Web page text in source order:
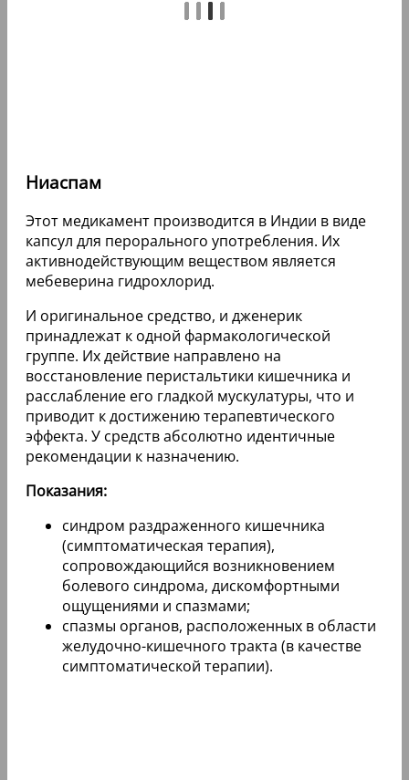
Ниаспам
Этот медикамент производится в Индии в виде
капсул для перорального употребления. Их
активнодействующим веществом является
мебеверина гидрохлорид.
И оригинальное средство, и дженерик
принадлежат к одной фармакологической
группе. Их действие направлено на
восстановление перистальтики кишечника и
расслабление его гладкой мускулатуры, что и
приводит к достижению терапевтического
эффекта. У средств абсолютно идентичные
рекомендации к назначению.
Показания:
синдром раздраженного кишечника
(симптоматическая терапия),
сопровождающийся возникновением
болевого синдрома, дискомфортными
ощущениями и спазмами;
спазмы органов, расположенных в области
желудочно-кишечного тракта (в качестве
симптоматической терапии).